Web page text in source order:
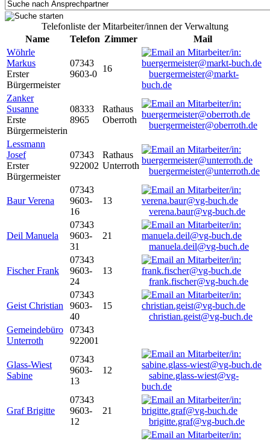
Telefonliste der Mitarbeiter/innen der Verwaltung
Name
Telefon Zimmer
Mail
Wöhrle
Markus
Erster
Bürgermeister
07343
9603-0
16
buergermeister@markt-
buch.de
Zanker
Susanne
Erste
Bürgermeisterin
08333
8965
Rathaus
Oberroth
buergermeister@oberroth.de
Lessmann
Josef
Erster
Bürgermeister
07343
922002
Rathaus
Unterroth
buergermeister@unterroth.de
Baur Verena
07343
9603-
16
13
verena.baur@vg-buch.de
Deil Manuela
07343
9603-
31
21
manuela.deil@vg-buch.de
Fischer Frank
07343
9603-
24
13
frank.fischer@vg-buch.de
Geist Christian
07343
9603-
40
15
christian.geist@vg-buch.de
Gemeindebüro
Unterroth
07343
922001
Glass-Wiest
Sabine
07343
9603-
13
12
sabine.glass-wiest@vg-
buch.de
Graf Brigitte
07343
9603-
12
21
brigitte.graf@vg-buch.de